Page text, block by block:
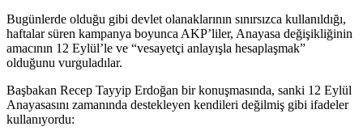
Bugünlerde olduğu gibi devlet olanaklarının sınırsızca kullanıldığı,
haftalar süren kampanya boyunca AKP’liler, Anayasa değişikliğinin
amacının 12 Eylül’le ve “vesayetçi anlayışla hesaplaşmak”
olduğunu vurguladılar.
Başbakan Recep Tayyip Erdoğan bir konuşmasında, sanki 12 Eylül
Anayasasını zamanında destekleyen kendileri değilmiş gibi ifadeler
kullanıyordu: